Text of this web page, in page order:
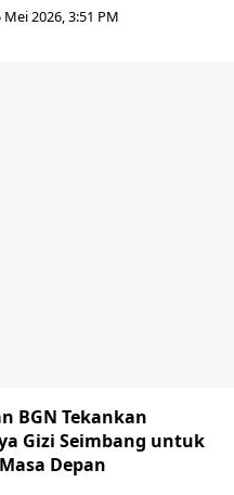
Mei 2026, 3:51 PM
BGN Tekankan
Gizi Seimbang untuk
Depan